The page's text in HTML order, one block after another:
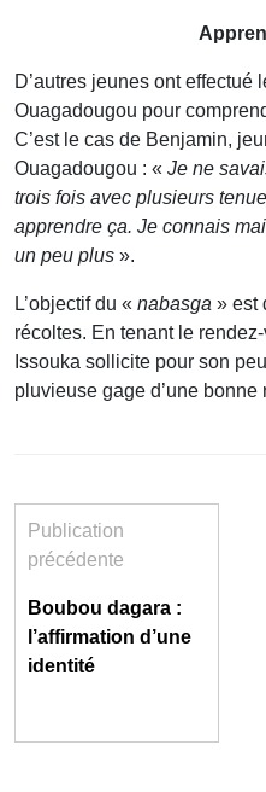
D’autres jeunes ont effectué
Ouagadougou pour
C’est le cas de Benjamin,
Ouagadougou : « Je ne
trois fois avec plusieurs
apprendre ça. Je connais
un peu plus ».
L’objectif du « nabasga » est
récoltes. En tenant le
Issouka sollicite pour son
pluvieuse gage d’une bonne
Publication
précédente
Boubou dagara :
l’affirmation d’une
identité